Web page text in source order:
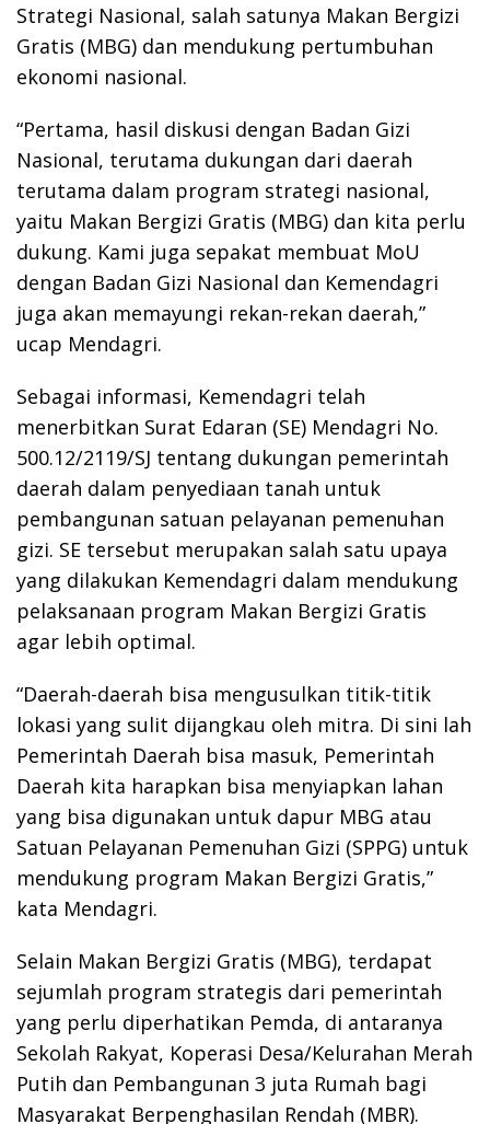
Strategi Nasional, salah satunya Makan Bergizi
Gratis (MBG) dan mendukung pertumbuhan
ekonomi nasional.
“Pertama, hasil diskusi dengan Badan Gizi
Nasional, terutama dukungan dari daerah
terutama dalam program strategi nasional,
yaitu Makan Bergizi Gratis (MBG) dan kita perlu
dukung. Kami juga sepakat membuat MoU
dengan Badan Gizi Nasional dan Kemendagri
juga akan memayungi rekan-rekan daerah,”
ucap Mendagri.
Sebagai informasi, Kemendagri telah
menerbitkan Surat Edaran (SE) Mendagri No.
500.12/2119/SJ tentang dukungan pemerintah
daerah dalam penyediaan tanah untuk
pembangunan satuan pelayanan pemenuhan
gizi. SE tersebut merupakan salah satu upaya
yang dilakukan Kemendagri dalam mendukung
pelaksanaan program Makan Bergizi Gratis
agar lebih optimal.
“Daerah-daerah bisa mengusulkan titik-titik
lokasi yang sulit dijangkau oleh mitra. Di sini lah
Pemerintah Daerah bisa masuk, Pemerintah
Daerah kita harapkan bisa menyiapkan lahan
yang bisa digunakan untuk dapur MBG atau
Satuan Pelayanan Pemenuhan Gizi (SPPG) untuk
mendukung program Makan Bergizi Gratis,”
kata Mendagri.
Selain Makan Bergizi Gratis (MBG), terdapat
sejumlah program strategis dari pemerintah
yang perlu diperhatikan Pemda, di antaranya
Sekolah Rakyat, Koperasi Desa/Kelurahan Merah
Putih dan Pembangunan 3 juta Rumah bagi
Masyarakat Berpenghasilan Rendah (MBR).